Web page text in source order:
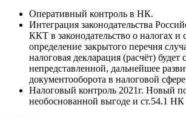
Оперативный контроль в НК.
Интеграция законодательства
ККТ в законодательство о налогах и
определение закрытого перечня
налоговая декларация (расчёт) будет
непредставленной, дальнейшее
документооборота в налоговой
Налоговый контроль 2021г. Новый
необоснованной выгоде и ст.54.1